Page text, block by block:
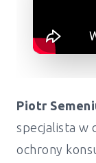
Piotr
specjalista w
ochrony